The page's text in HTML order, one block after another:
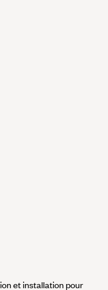
et installation pour